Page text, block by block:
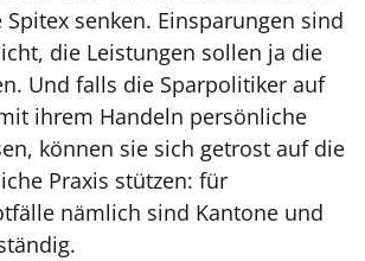
senken. Einsparungen sind
die Leistungen sollen ja die
Und falls die Sparpolitiker auf
ihrem Handeln per­sönliche
können sie sich getrost auf die
Praxis stützen: für
nämlich sind Kantone und